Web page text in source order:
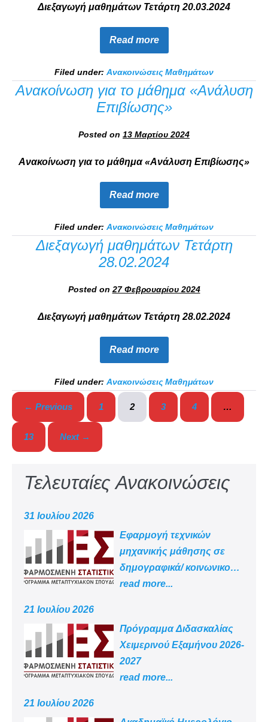
Διεξαγωγή μαθημάτων Τετάρτη 20.03.2024
Read more
Filed under: Ανακοινώσεις Μαθημάτων
Ανακοίνωση για το μάθημα «Ανάλυση
Επιβίωσης»
Posted on 13 Μαρτίου 2024
Ανακοίνωση για το μάθημα «Ανάλυση Επιβίωσης»
Read more
Filed under: Ανακοινώσεις Μαθημάτων
Διεξαγωγή μαθημάτων Τετάρτη
28.02.2024
Posted on 27 Φεβρουαρίου 2024
Διεξαγωγή μαθημάτων Τετάρτη 28.02.2024
Read more
Filed under: Ανακοινώσεις Μαθημάτων
← Previous 1 2 3 4 …
13 Next →
Τελευταίες Ανακοινώσεις
31 Ιουλίου 2026
Εφαρμογή τεχνικών
μηχανικής μάθησης σε
δημογραφικά/ κοινωνικο
-οικονομικά δεδομένα
read more...
21 Ιουλίου 2026
Πρόγραμμα Διδασκαλίας
Χειμερινού Εξαμήνου 2026-
2027
read more...
21 Ιουλίου 2026